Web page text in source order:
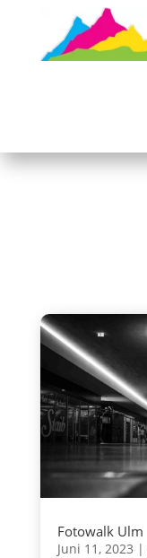
Fotowalk Ulm
Juni 11, 2023 |